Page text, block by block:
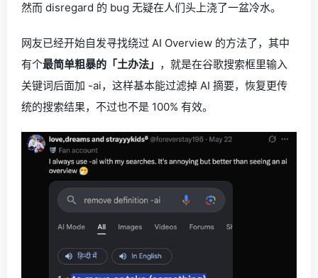
然而 disregard 的 bug 无疑在人们头上浇了一盆冷水。
网友已经开始自发寻找绕过 AI Overview 的方法了，其中
有个最简单粗暴的「土办法」 ，就是在谷歌搜索框里输入
关键词后面加 -ai，这样基本能过滤掉 AI 摘要，恢复更传
统的搜索结果，不过也不是 100% 有效。